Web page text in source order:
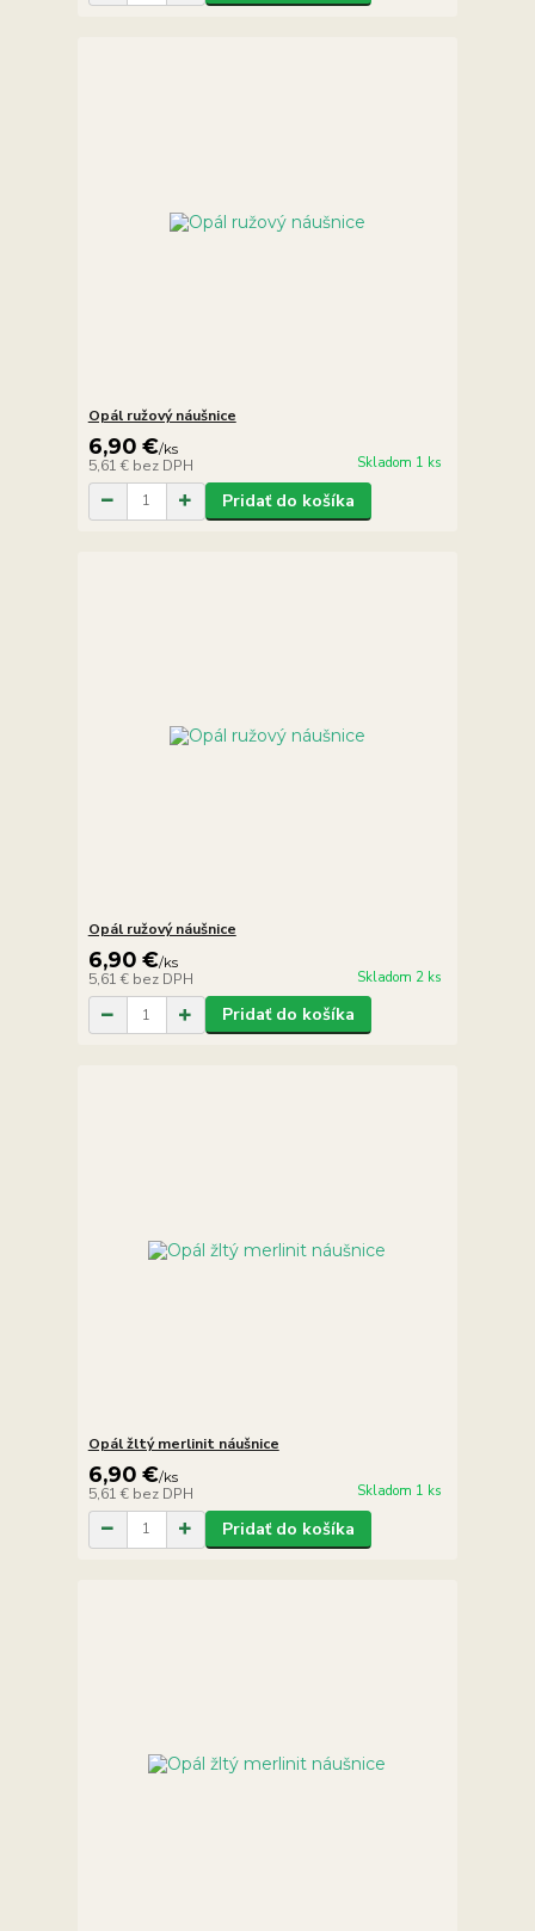
Opál ružový náušnice
6,90 €/ks
5,61 € bez DPH Skladom 1 ks
Pridať do košíka
Opál ružový náušnice
6,90 €/ks
5,61 € bez DPH Skladom 2 ks
Pridať do košíka
Opál žltý merlinit náušnice
6,90 €/ks
5,61 € bez DPH Skladom 1 ks
Pridať do košíka